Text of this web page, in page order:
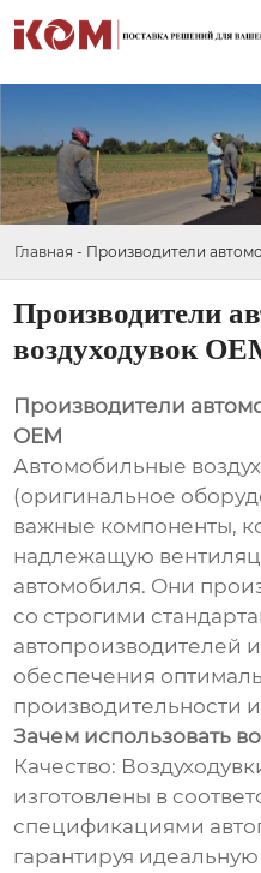
Главная - Производители
Производители
воздуходувок
Производители
OEM
Автомобильные
(оригинальное
важные компоненты,
надлежащую
автомобиля. Они
со строгими
автопроизводителей
обеспечения
производительности
Зачем использовать
Качество:
изготовлены в
спецификациями
гарантируя идеальную